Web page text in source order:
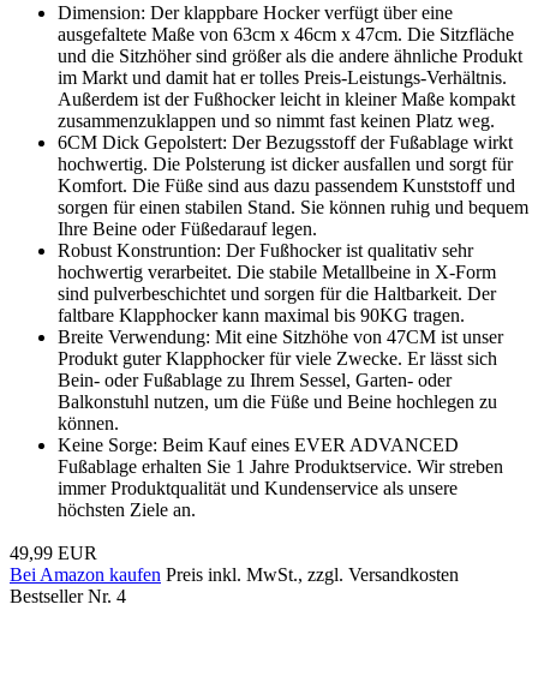
Dimension: Der klappbare Hocker verfügt über eine
ausgefaltete Maße von 63cm x 46cm x 47cm. Die Sitzfläche
und die Sitzhöher sind größer als die andere ähnliche Produkt
im Markt und damit hat er tolles Preis-Leistungs-Verhältnis.
Außerdem ist der Fußhocker leicht in kleiner Maße kompakt
zusammenzuklappen und so nimmt fast keinen Platz weg.
6CM Dick Gepolstert: Der Bezugsstoff der Fußablage wirkt
hochwertig. Die Polsterung ist dicker ausfallen und sorgt für
Komfort. Die Füße sind aus dazu passendem Kunststoff und
sorgen für einen stabilen Stand. Sie können ruhig und bequem
Ihre Beine oder Füßedarauf legen.
Robust Konstruntion: Der Fußhocker ist qualitativ sehr
hochwertig verarbeitet. Die stabile Metallbeine in X-Form
sind pulverbeschichtet und sorgen für die Haltbarkeit. Der
faltbare Klapphocker kann maximal bis 90KG tragen.
Breite Verwendung: Mit eine Sitzhöhe von 47CM ist unser
Produkt guter Klapphocker für viele Zwecke. Er lässt sich
Bein- oder Fußablage zu Ihrem Sessel, Garten- oder
Balkonstuhl nutzen, um die Füße und Beine hochlegen zu
können.
Keine Sorge: Beim Kauf eines EVER ADVANCED
Fußablage erhalten Sie 1 Jahre Produktservice. Wir streben
immer Produktqualität und Kundenservice als unsere
höchsten Ziele an.
49,99 EUR
Bei Amazon kaufen Preis inkl. MwSt., zzgl. Versandkosten
Bestseller Nr. 4